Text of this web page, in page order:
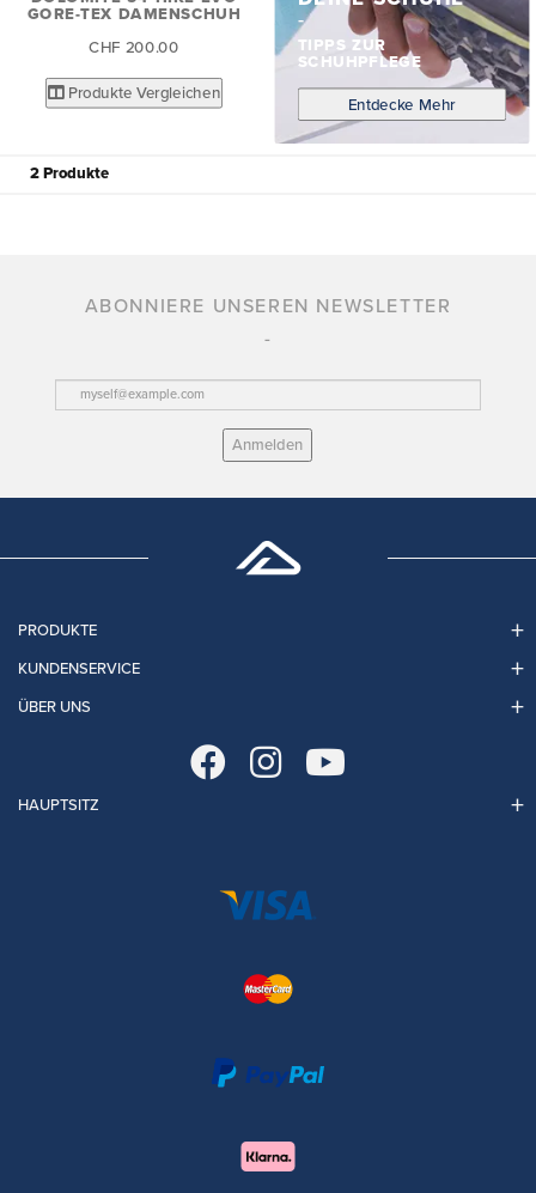
GORE-TEX DAMENSCHUH
CHF 200.00
Produkte Vergleichen
TIPPS ZUR
SCHUHPFLEGE
Entdecke Mehr
2 Produkte
ABONNIERE UNSEREN NEWSLETTER
Anmelden
PRODUKTE
KUNDENSERVICE
ÜBER UNS
HAUPTSITZ